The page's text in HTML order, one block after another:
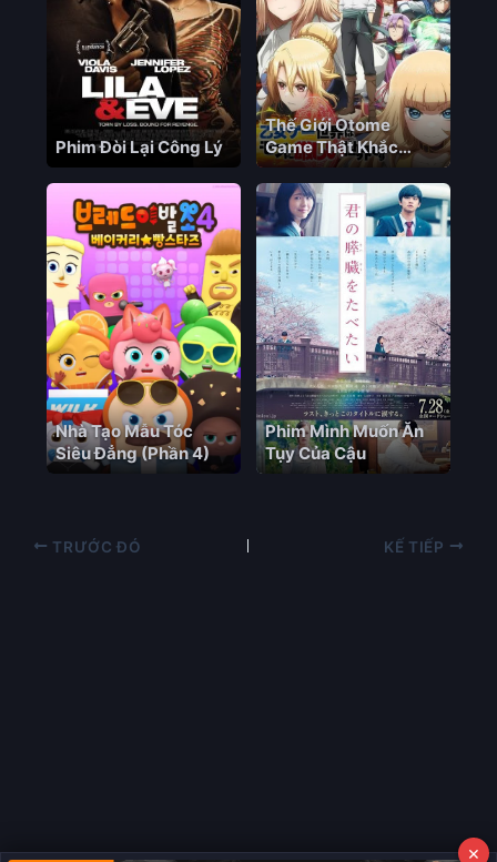
Phim Đòi Lại Công Lý
Thế Giới Otome
Game Thật Khắc
Nghiệt Với Nhân Vật
Quần Chúng (Phần 2)
Nhà Tạo Mẫu Tóc
Siêu Đẳng (Phần 4)
Phim Mình Muốn Ăn
Tụy Của Cậu
TRƯỚC ĐÓ KẾ TIẾP
×